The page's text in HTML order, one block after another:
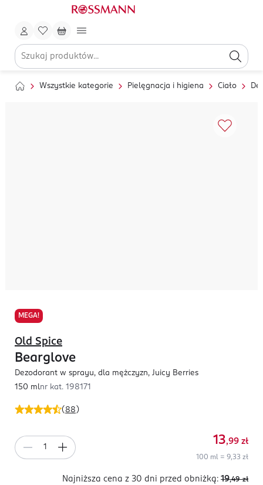
Wszystkie kategorie Pielęgnacja i higiena Ciało
MEGA!
( 88 )
Old Spice
Bearglove
Dezodorant w sprayu, dla mężczyzn, Juicy Berries
150 mlnr kat. 198171
13,99 zł
100 ml = 9,33 zł
Najniższa cena z 30 dni przed obniżką: 19,49 zł